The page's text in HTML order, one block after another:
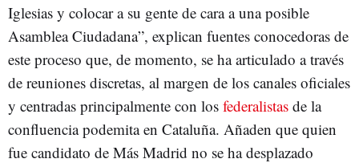
Iglesias y colocar a su gente de cara a una posible
Asamblea Ciudadana”, explican fuentes conocedoras de
este proceso que, de momento, se ha articulado a través
de reuniones discretas, al margen de los canales oficiales
y centradas principalmente con los federalistas de la
confluencia podemita en Cataluña. Añaden que quien
fue candidato de Más Madrid no se ha desplazado